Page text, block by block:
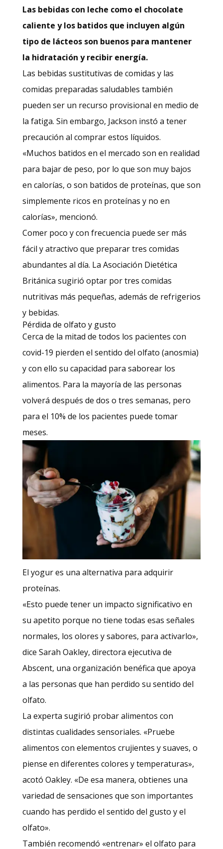
Las bebidas con leche como el chocolate
caliente y los batidos que incluyen algún
tipo de lácteos son buenos para mantener
la hidratación y recibir energía.
Las bebidas sustitutivas de comidas y las
comidas preparadas saludables también
pueden ser un recurso provisional en medio de
la fatiga. Sin embargo, Jackson instó a tener
precaución al comprar estos líquidos.
«Muchos batidos en el mercado son en realidad
para bajar de peso, por lo que son muy bajos
en calorías, o son batidos de proteínas, que son
simplemente ricos en proteínas y no en
calorías», mencionó.
Comer poco y con frecuencia puede ser más
fácil y atractivo que preparar tres comidas
abundantes al día. La Asociación Dietética
Británica sugirió optar por tres comidas
nutritivas más pequeñas, además de refrigerios
y bebidas.
Pérdida de olfato y gusto
Cerca de la mitad de todos los pacientes con
covid-19 pierden el sentido del olfato (anosmia)
y con ello su capacidad para saborear los
alimentos. Para la mayoría de las personas
volverá después de dos o tres semanas, pero
para el 10% de los pacientes puede tomar
meses.
El yogur es una alternativa para adquirir
proteínas.
«Esto puede tener un impacto significativo en
su apetito porque no tiene todas esas señales
normales, los olores y sabores, para activarlo»,
dice Sarah Oakley, directora ejecutiva de
Abscent, una organización benéfica que apoya
a las personas que han perdido su sentido del
olfato.
La experta sugirió probar alimentos con
distintas cualidades sensoriales. «Pruebe
alimentos con elementos crujientes y suaves, o
piense en diferentes colores y temperaturas»,
acotó Oakley. «De esa manera, obtienes una
variedad de sensaciones que son importantes
cuando has perdido el sentido del gusto y el
olfato».
También recomendó «entrenar» el olfato para